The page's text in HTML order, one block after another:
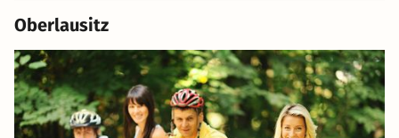
Oberlausitz